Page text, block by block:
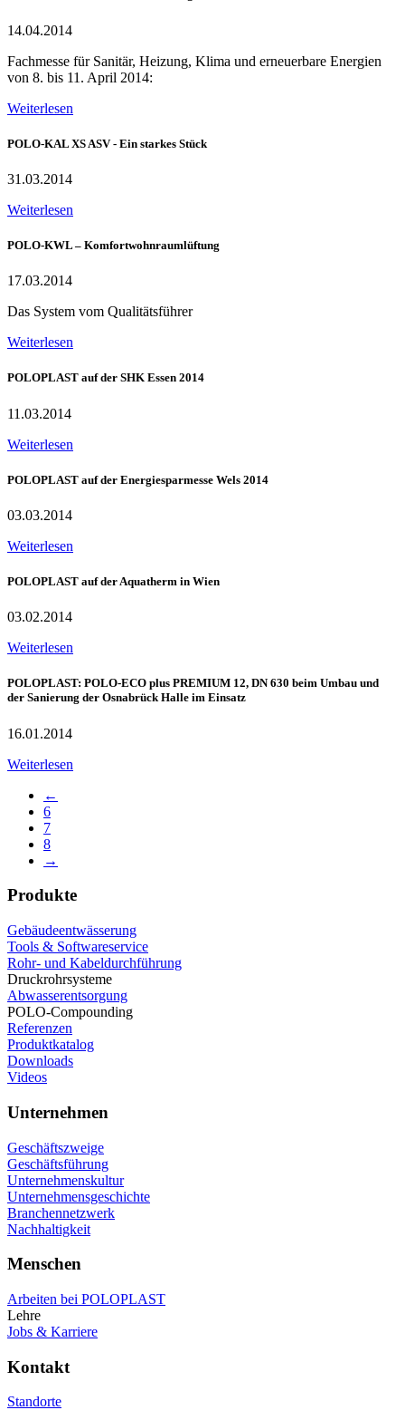
14.04.2014
Fachmesse für Sanitär, Heizung, Klima und erneuerbare Energien
von 8. bis 11. April 2014:
Weiterlesen
POLO-KAL XS ASV - Ein starkes Stück
31.03.2014
Weiterlesen
POLO-KWL – Komfortwohnraumlüftung
17.03.2014
Das System vom Qualitätsführer
Weiterlesen
POLOPLAST auf der SHK Essen 2014
11.03.2014
Weiterlesen
POLOPLAST auf der Energiesparmesse Wels 2014
03.03.2014
Weiterlesen
POLOPLAST auf der Aquatherm in Wien
03.02.2014
Weiterlesen
POLOPLAST: POLO-ECO plus PREMIUM 12, DN 630 beim Umbau und
der Sanierung der Osnabrück Halle im Einsatz
16.01.2014
Weiterlesen
←
6
7
8
→
Produkte
Gebäudeentwässerung
Tools & Softwareservice
Rohr- und Kabeldurchführung
Druckrohrsysteme
Abwasserentsorgung
POLO-Compounding
Referenzen
Produktkatalog
Downloads
Videos
Unternehmen
Geschäftszweige
Geschäftsführung
Unternehmenskultur
Unternehmensgeschichte
Branchennetzwerk
Nachhaltigkeit
Menschen
Arbeiten bei POLOPLAST
Lehre
Jobs & Karriere
Kontakt
Standorte